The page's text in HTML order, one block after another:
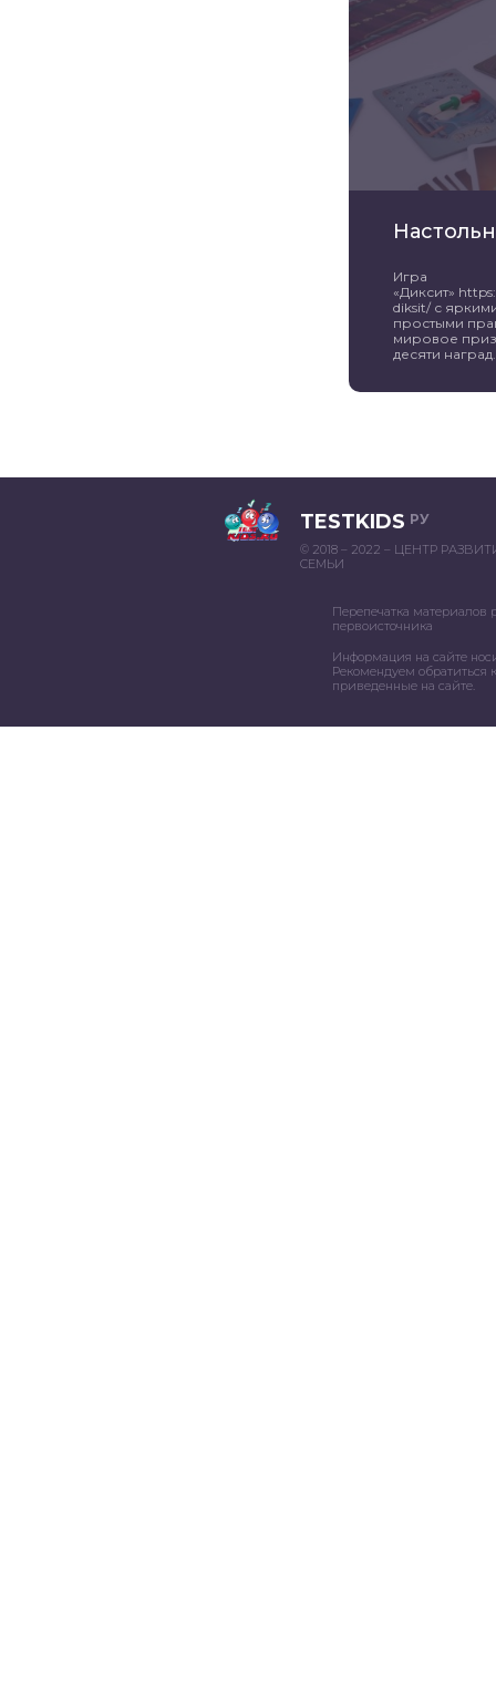
Игра
«Диксит»
diksit/ с
простыми
мировое
десяти
TESTKIDS РУ
© 2018 – 2022 – ЦЕНТР
СЕМЬИ
Перепечатка материалов
первоисточника
Информация на сайте
Рекомендуем обратиться
приведенные на сайте.